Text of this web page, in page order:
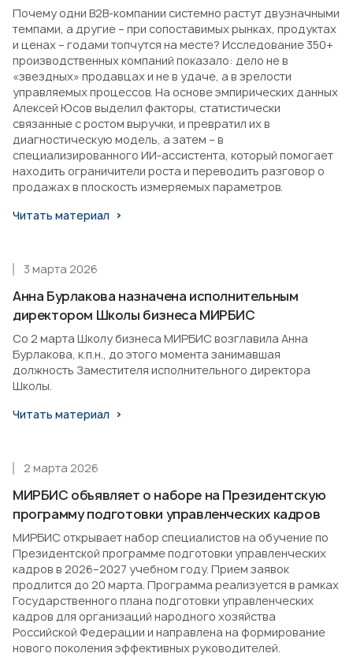
Почему одни B2B-компании системно растут двузначными
темпами, а другие – при сопоставимых рынках, продуктах
и ценах – годами топчутся на месте? Исследование 350+
производственных компаний показало: дело не в
«звездных» продавцах и не в удаче, а в зрелости
управляемых процессов. На основе эмпирических данных
Алексей Юсов выделил факторы, статистически
связанные с ростом выручки, и превратил их в
диагностическую модель, а затем – в
специализированного ИИ-ассистента, который помогает
находить ограничители роста и переводить разговор о
продажах в плоскость измеряемых параметров.
Читать материал
Анна Бурлакова назначена исполнительным
директором Школы бизнеса МИРБИС
3 марта 2026
Со 2 марта Школу бизнеса МИРБИС возглавила Анна
Бурлакова, к.п.н., до этого момента занимавшая
должность Заместителя исполнительного директора
Школы.
Читать материал
МИРБИС объявляет о наборе на Президентскую
программу подготовки управленческих кадров
2 марта 2026
МИРБИС открывает набор специалистов на обучение по
Президентской программе подготовки управленческих
кадров в 2026–2027 учебном году. Прием заявок
продлится до 20 марта. Программа реализуется в рамках
Государственного плана подготовки управленческих
кадров для организаций народного хозяйства
Российской Федерации и направлена на формирование
нового поколения эффективных руководителей.